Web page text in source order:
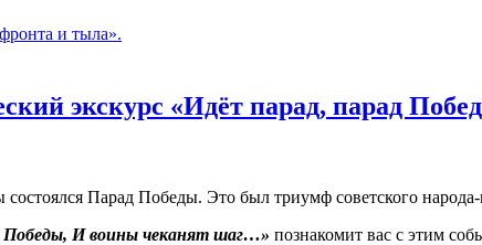
и тыла».
экскурс «Идёт парад, парад
Парад Победы. Это был триумф советского
Победы, И воины чеканят шаг…» познакомит вас с этим